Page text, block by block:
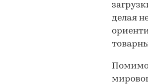
делая
Помимо